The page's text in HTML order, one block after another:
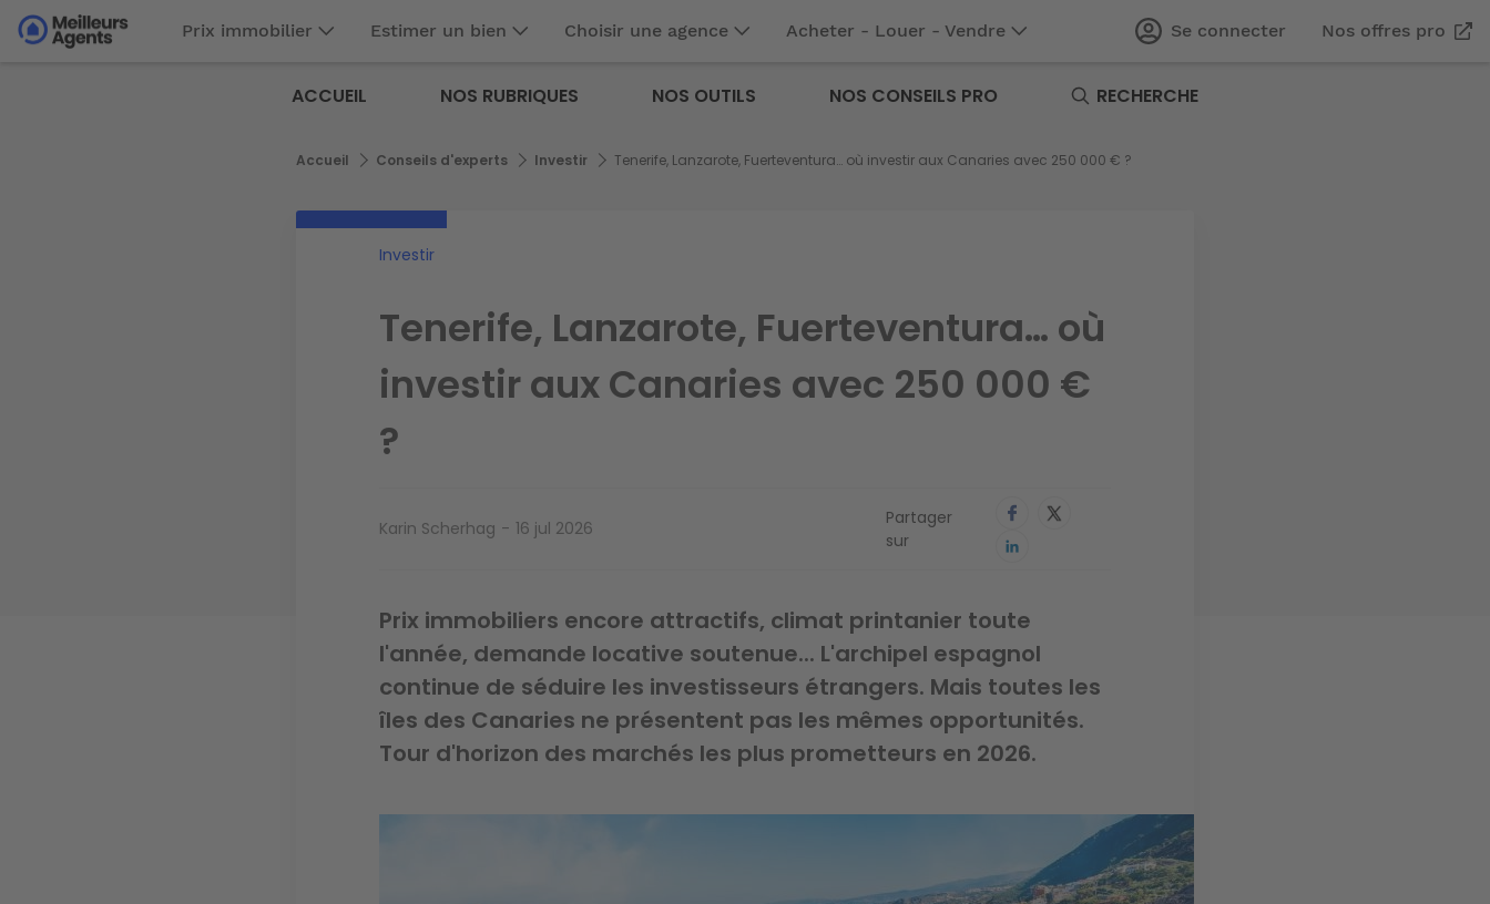
Aller
auAller au
Prix immobilier Estimer un bien Choisir une agence Acheter - Louer - Vendre Se connecter Nos offres pro
ACCUEIL NOS RUBRIQUES NOS OUTILS NOS CONSEILS PRO RECHERCHE
Fil
Accueil Conseils d'experts Investir Tenerife, Lanzarote, Fuerteventura… où investir aux Canaries avec 250 000 € ?
Investir
Tenerife, Lanzarote, Fuerteventura… où
investir aux Canaries avec 250 000 €
?
Karin Scherhag 16 jul 2026
Partager
sur
Prix immobiliers encore attractifs, climat printanier toute
l'année, demande locative soutenue... L'archipel espagnol
continue de séduire les investisseurs étrangers. Mais toutes les
îles des Canaries ne présentent pas les mêmes opportunités.
Tour d'horizon des marchés les plus prometteurs en 2026.